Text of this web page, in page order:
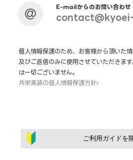
E-mailからのお問い合わせ
個人情報保護のため、お客様から頂いた
及びご返信のみに使用させていただきま
は一切ございません。
共栄美装の個人情報保護方針
ご利用ガイドを